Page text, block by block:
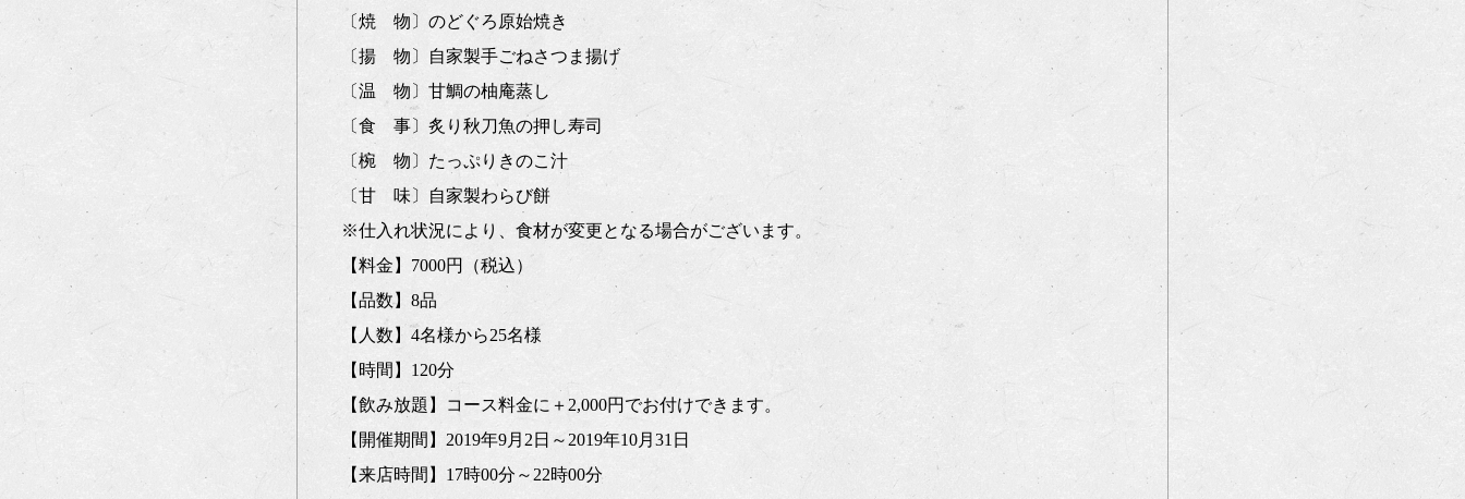
〔焼 物〕のどぐろ原始焼き
〔揚 物〕自家製手ごねさつま揚げ
〔温 物〕甘鯛の柚庵蒸し
〔食 事〕炙り秋刀魚の押し寿司
〔椀 物〕たっぷりきのこ汁
〔甘 味〕自家製わらび餅
※仕入れ状況により、食材が変更となる場合がございます。
【料金】7000円（税込）
【品数】8品
【人数】4名様から25名様
【時間】120分
【飲み放題】コース料金に＋2,000円でお付けできます。
【開催期間】2019年9月2日～2019年10月31日
【来店時間】17時00分～22時00分